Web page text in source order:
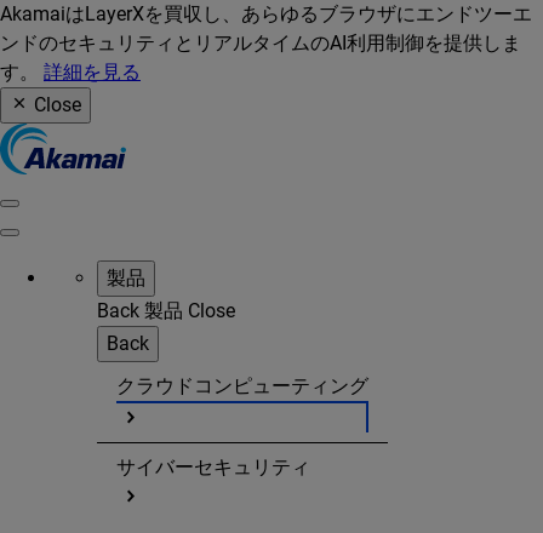
AkamaiはLayerXを買収し、あらゆるブラウザにエンドツーエ
ンドのセキュリティとリアルタイムのAI利用制御を提供しま
す。 詳細を見る
Close
製品
Back 製品 Close
Back
クラウドコンピューティング
サイバーセキュリティ